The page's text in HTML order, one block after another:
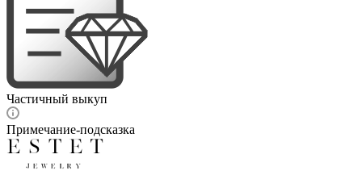
Частичный выкуп
Примечание-подсказка